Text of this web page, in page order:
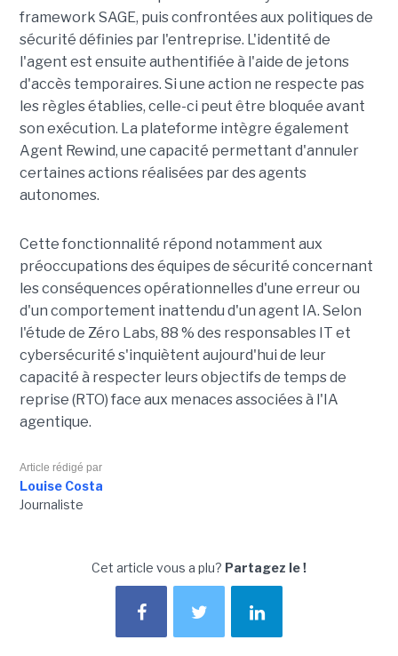
framework SAGE, puis confrontées aux politiques de
sécurité définies par l'entreprise. L'identité de
l'agent est ensuite authentifiée à l'aide de jetons
d'accès temporaires. Si une action ne respecte pas
les règles établies, celle-ci peut être bloquée avant
son exécution. La plateforme intègre également
Agent Rewind, une capacité permettant d'annuler
certaines actions réalisées par des agents
autonomes.
Cette fonctionnalité répond notamment aux
préoccupations des équipes de sécurité concernant
les conséquences opérationnelles d'une erreur ou
d'un comportement inattendu d'un agent IA. Selon
l'étude de Zéro Labs, 88 % des responsables IT et
cybersécurité s'inquiètent aujourd'hui de leur
capacité à respecter leurs objectifs de temps de
reprise (RTO) face aux menaces associées à l'IA
agentique.
Article rédigé par
Louise Costa
Journaliste
Cet article vous a plu? Partagez le !